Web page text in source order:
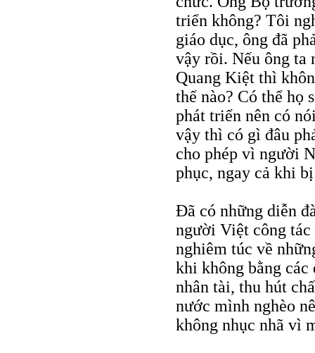
triển không? Tôi
giáo dục, ông đã
vậy rồi. Nếu ông ta
Quang Kiệt thì
thế nào? Có thể họ
phát triển nên có
vậy thì có gì đâu
cho phép vì người
phục, ngay cả khi
Đã có những diễn
người Việt công
nghiêm túc về
khi không bằng các
nhân tài, thu hút
nước mình nghèo
không nhục nhã vì